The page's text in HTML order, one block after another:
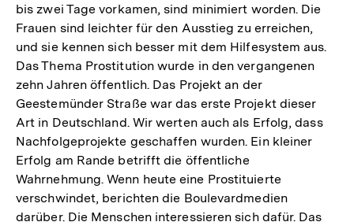
bis zwei Tage vorkamen, sind minimiert worden. Die
Frauen sind leichter für den Ausstieg zu erreichen,
und sie kennen sich besser mit dem Hilfesystem aus.
Das Thema Prostitution wurde in den vergangenen
zehn Jahren öffentlich. Das Projekt an der
Geestemünder Straße war das erste Projekt dieser
Art in Deutschland. Wir werten auch als Erfolg, dass
Nachfolgeprojekte geschaffen wurden. Ein kleiner
Erfolg am Rande betrifft die öffentliche
Wahrnehmung. Wenn heute eine Prostituierte
verschwindet, berichten die Boulevardmedien
darüber. Die Menschen interessieren sich dafür. Das